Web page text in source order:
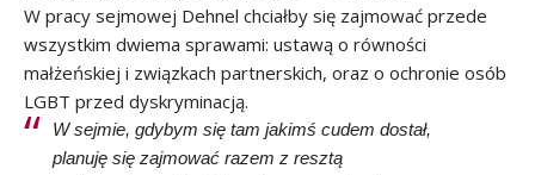
W pracy sejmowej Dehnel chciałby się zajmować przede
wszystkim dwiema sprawami: ustawą o równości
małżeńskiej i związkach partnerskich, oraz o ochronie osób
LGBT przed dyskryminacją.
W sejmie, gdybym się tam jakimś cudem dostał,
planuję się zajmować razem z resztą